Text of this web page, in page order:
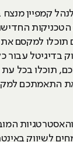
קמפיין מנצח
הטכניקות
תוכלו למקסם
בדיגיטל
תוכלו בכל
את התאמתכם
לשיווק